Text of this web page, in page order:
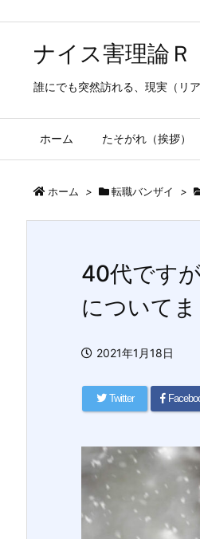
ナイス害理論Ｒ
誰にでも突然訪れる、現実（リア
ホーム たそがれ（挨拶）
ホーム > 転職バンザイ >
40代です
について
2021年1月18日
Twitter